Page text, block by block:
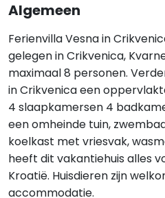
Algemeen
Ferienvilla Vesna in
gelegen in Crikvenica,
maximaal 8 personen.
in Crikvenica een
4 slaapkamersen 4
een omheinde tuin,
koelkast met vriesvak,
heeft dit vakantiehuis alles
Kroatië. Huisdieren zijn
accommodatie.